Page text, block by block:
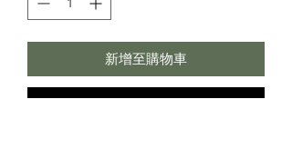
新增至購物車